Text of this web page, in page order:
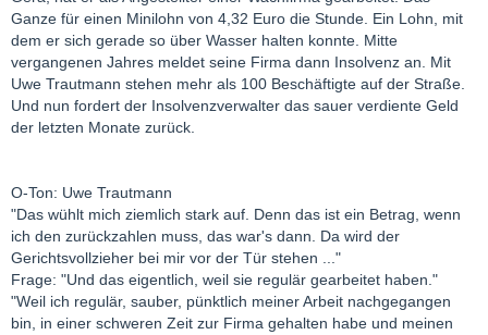
Ganze für einen Minilohn von 4,32 Euro die Stunde. Ein Lohn, mit
dem er sich gerade so über Wasser halten konnte. Mitte
vergangenen Jahres meldet seine Firma dann Insolvenz an. Mit
Uwe Trautmann stehen mehr als 100 Beschäftigte auf der Straße.
Und nun fordert der Insolvenzverwalter das sauer verdiente Geld
der letzten Monate zurück.
O-Ton: Uwe Trautmann
"Das wühlt mich ziemlich stark auf. Denn das ist ein Betrag, wenn
ich den zurückzahlen muss, das war's dann. Da wird der
Gerichtsvollzieher bei mir vor der Tür stehen ..."
Frage: "Und das eigentlich, weil sie regulär gearbeitet haben."
"Weil ich regulär, sauber, pünktlich meiner Arbeit nachgegangen
bin, in einer schweren Zeit zur Firma gehalten habe und meinen